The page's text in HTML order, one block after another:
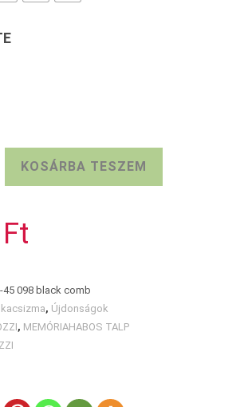
KOSÁRBA TESZEM
Ft
45 098 black comb
, Újdonságok
, MEMÓRIAHABOS TALP